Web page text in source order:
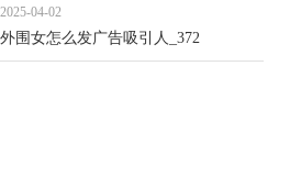
2025-04-02
外围女怎么发广告吸引人_372